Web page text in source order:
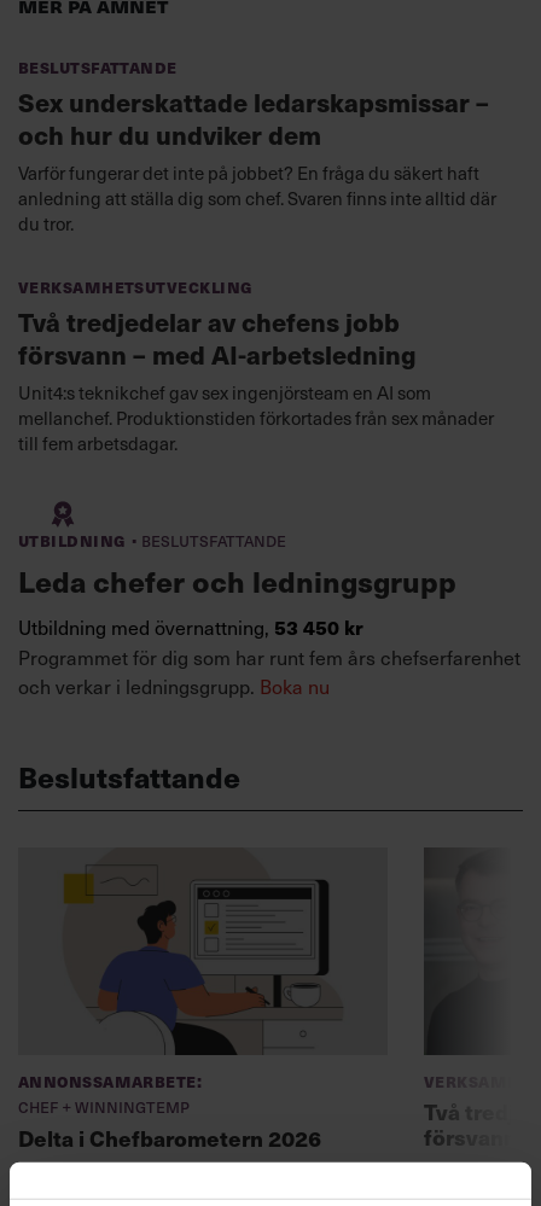
Beslutsfattande
Sex underskattade ledarskapsmissar –
och hur du undviker dem
Varför fungerar det inte på jobbet? En fråga du säkert haft
anledning att ställa dig som chef. Svaren finns inte alltid där
du tror.
Verksamhetsutveckling
Två tredjedelar av chefens jobb
försvann – med AI-arbetsledning
Unit4:s teknikchef gav sex ingenjörsteam en AI som
mellanchef. Produktionstiden förkortades från sex månader
till fem arbetsdagar.
Utbildning · Beslutsfattande
Leda chefer och ledningsgrupp
Utbildning med övernattning, 53 450 kr
Programmet för dig som har runt fem års chefserfarenhet
och verkar i ledningsgrupp. Boka nu
Beslutsfattande
Annonssamarbete:
Chef + Winningtemp
Delta i Chefbarometern 2026
Två
försvann